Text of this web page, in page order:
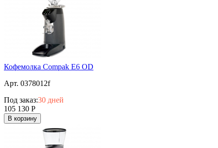
Кофемолка Compak E6 OD
Арт. 0378012f
Под заказ:30 дней
105 130 Р
В корзину